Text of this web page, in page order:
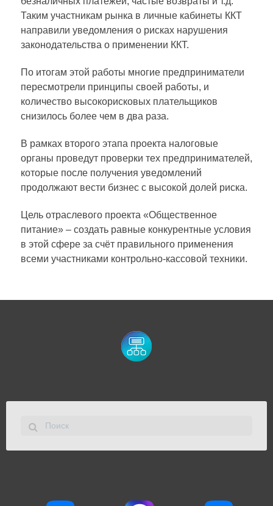
Таким участникам рынка в личные кабинеты ККТ
направили уведомления о рисках нарушения
законодательства о применении ККТ.
По итогам этой работы многие предприниматели
пересмотрели принципы своей работы, и
количество высокорисковых плательщиков
снизилось более чем в два раза.
В рамках второго этапа проекта налоговые
органы проведут проверки тех предпринимателей,
которые после получения уведомлений
продолжают вести бизнес с высокой долей риска.
Цель отраслевого проекта «Общественное
питание» – создать равные конкурентные условия
в этой сфере за счёт правильного применения
всеми участниками контрольно-кассовой техники.